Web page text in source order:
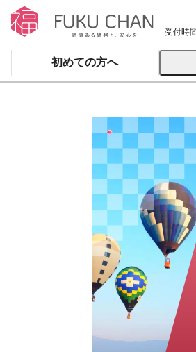
受付時
初めての方へ
運営会社について